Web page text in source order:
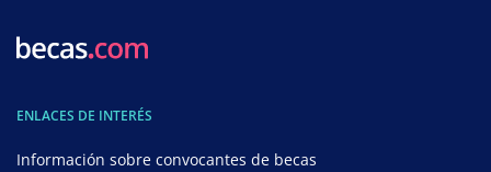
ENLACES DE INTERÉS
Información sobre convocantes de becas